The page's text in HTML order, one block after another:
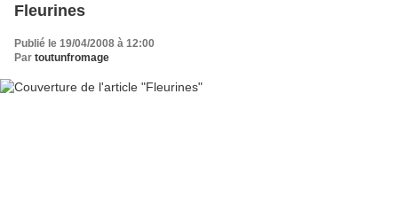
Fleurines
Publié le 19/04/2008 à 12:00
Par toutunfromage